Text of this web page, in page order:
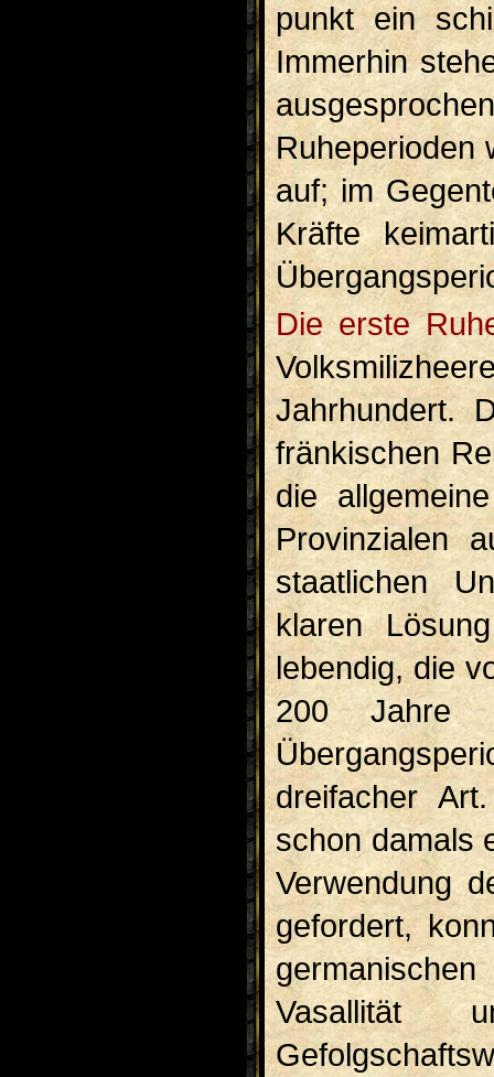
punkt ein
Immerhin
Ruheperioden
auf; im
Kräfte
Die erste Ruheperiode war die Zeit des fränkischen
Jahrhundert.
fränkischen
die
Provinzialen
staatlichen
klaren
lebendig, die
200 Jahre
dreifacher
schon damals
Verwendung
gefor­dert,
Vasallität